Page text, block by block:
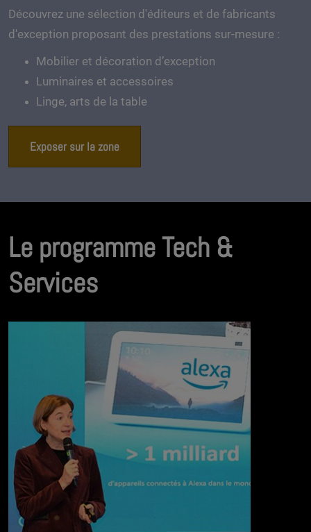
Découvrez une sélection d'éditeurs et de fabricants
d'exception proposant des prestations sur-mesure :
Mobilier et décoration d’exception
Luminaires et accessoires
Linge, arts de la table
Exposer sur la zone
Le programme Tech &
Services